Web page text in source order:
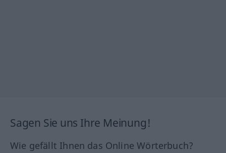
Sagen Sie uns Ihre Meinung!
Wie gefällt Ihnen das Online Wörterbuch?